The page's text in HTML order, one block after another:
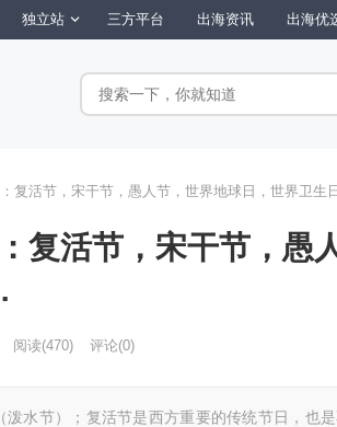
独立站 三方平台 出海资讯 出海优
复活节，宋干节，愚人节，世界地球日，世界卫生
复活节，宋干节，愚
阅读(470) 评论(0)
水节）；复活节是西方重要的传统节日，也